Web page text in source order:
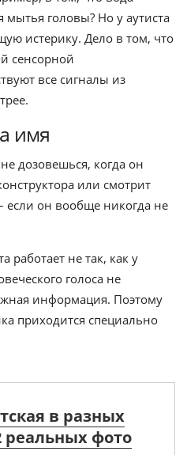
головы? Но у аутиста
истерику. Дело в том, что
сенсорной
все сигналы из
имя
дозовешься, когда он
или смотрит
если он вообще никогда не
работает не так, как у
голоса не
информация. Поэтому
приходится специально
в разных
реальных фото